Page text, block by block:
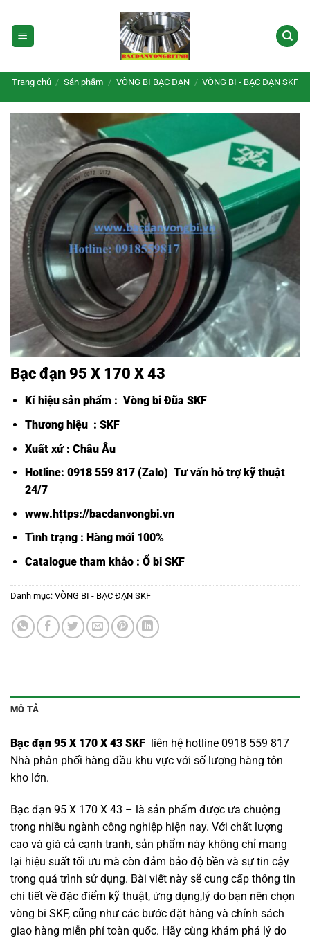
qua
nội
Trang chủ / Sản phẩm / VÒNG BI BẠC ĐẠN / VÒNG BI - BẠC ĐẠN SKF
Bạc đạn 95 X 170 X 43
Kí hiệu sản phẩm : Vòng bi Đũa SKF
Thương hiệu : SKF
Xuất xứ : Châu Âu
Hotline: 0918 559 817 (Zalo) Tư vấn hỗ trợ kỹ thuật
24/7
www.https://bacdanvongbi.vn
Tình trạng : Hàng mới 100%
Catalogue tham khảo : Ổ bi SKF
Danh mục: VÒNG BI - BẠC ĐẠN SKF
MÔ TẢ
Bạc đạn 95 X 170 X 43 SKF liên hệ hotline 0918 559 817
Nhà phân phối hàng đầu khu vực với số lượng hàng tôn
kho lớn.
Bạc đạn 95 X 170 X 43 – là sản phẩm được ưa chuộng
trong nhiều ngành công nghiệp hiện nay. Với chất lượng
cao và giá cả cạnh tranh, sản phẩm này không chỉ mang
lại hiệu suất tối ưu mà còn đảm bảo độ bền và sự tin cậy
trong quá trình sử dụng. Bài viết này sẽ cung cấp thông tin
chi tiết về đặc điểm kỹ thuật, ứng dụng,lý do bạn nên chọn
vòng bi SKF, cũng như các bước đặt hàng và chính sách
giao hàng miễn phí toàn quốc. Hãy cùng khám phá lý do